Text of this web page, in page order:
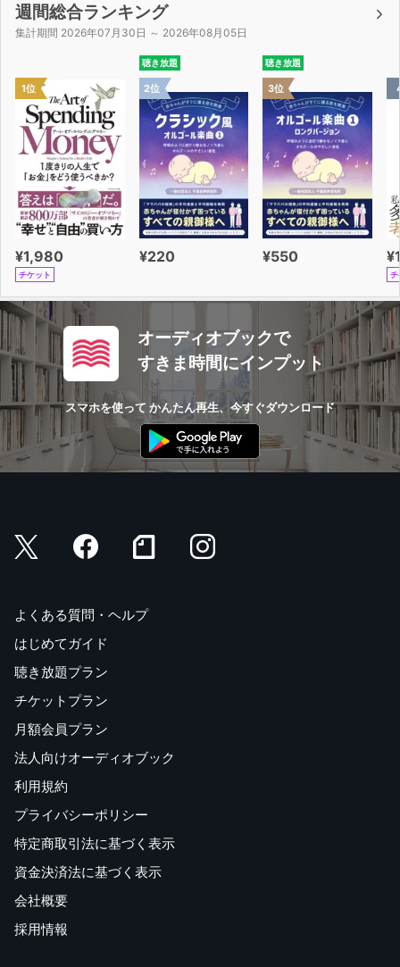
週間総合ランキング
集計期間 2026年07月30日 ～ 2026年08月05日
1位
¥1,980
チケット
聴き放題
2位
¥220
聴き放題
3位
¥550
チ
オーディオブックで
すきま時間にインプット
スマホを使って かんたん再生、今すぐダウンロード
よくある質問・ヘルプ
はじめてガイド
聴き放題プラン
チケットプラン
月額会員プラン
法人向けオーディオブック
利用規約
プライバシーポリシー
特定商取引法に基づく表示
資金決済法に基づく表示
会社概要
採用情報